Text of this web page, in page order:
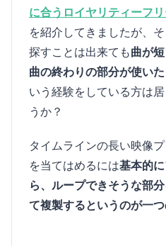
に合うロイヤリティーフ
を紹介してきましたが、
探すことは出来ても曲が
曲の終わりの部分が使い
いう経験をしている方は
うか？
タイムラインの長い映像
を当てはめるには基本的
ら、ループできそうな部
て複製するというのが一つ